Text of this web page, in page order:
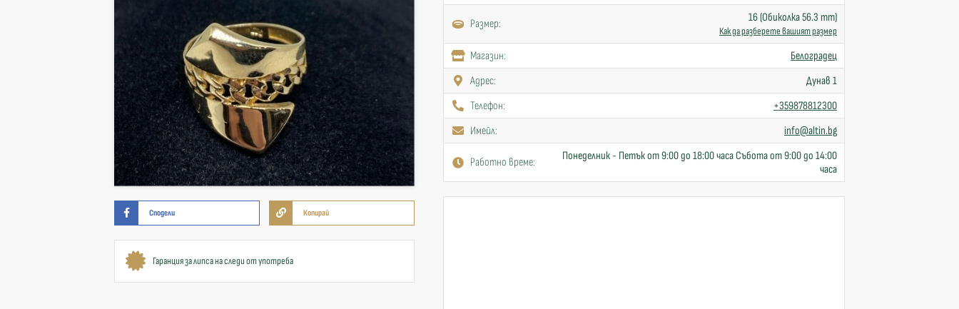
Сподели Копирай
Гаранция за липса на следи от употреба
Размер: 16 (Обиколка 56.3 mm)
Как да разберете вашият размер
Mагазин:
Белоградец
Адрес:
Дунав 1
Телефон:
+359878812300
Имейл:
info@altin.bg
Работно време:
Понеделник - Петък от 9:00 до 18:00 часа Събота от 9:00 до 14:00
часа